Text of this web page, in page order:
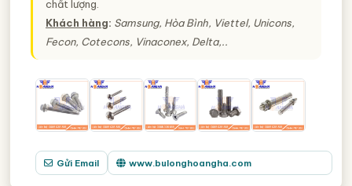
chất lượng.
Khách hàng: Samsung, Hòa Bình, Viettel, Unicons,
Fecon, Cotecons, Vinaconex, Delta,..
Gửi Email www.bulonghoangha.com